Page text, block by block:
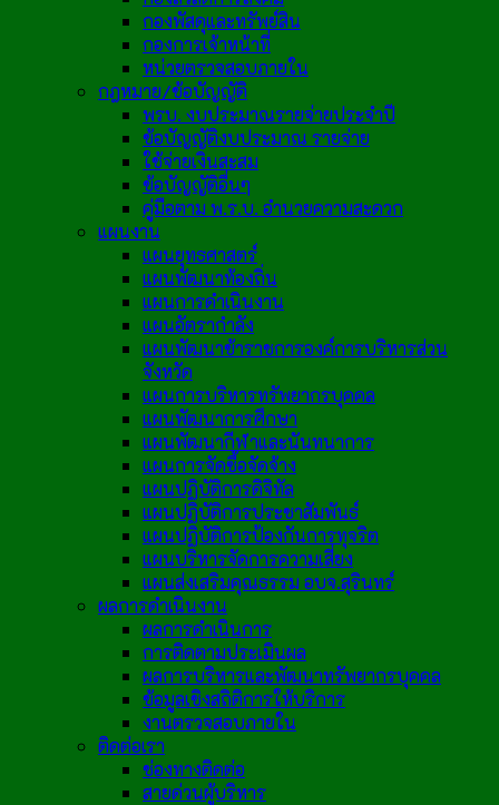
กองพัสดุและทรัพย์สิน
กองการเจ้าหน้าที่
หน่วยตรวจสอบภายใน
กฎหมาย/ข้อบัญญัติ
พรบ. งบประมาณรายจ่ายประจำปี
ข้อบัญญัติงบประมาณ รายจ่าย
ใช้จ่ายเงินสะสม
ข้อบัญญัติอื่นๆ
คู่มือตาม พ.ร.บ. อำนวยความสะดวก
แผนงาน
แผนยุทธศาสตร์
แผนพัฒนาท้องถิ่น
แผนการดำเนินงาน
แผนอัตรากำลัง
แผนพัฒนาข้าราชการองค์การบริหารส่วน
จังหวัด
แผนการบริหารทรัพยากรบุคคล
แผนพัฒนาการศึกษา
แผนพัฒนากีฬาและนันทนาการ
แผนการจัดซื้อจัดจ้าง
แผนปฏิบัติการดิจิทัล
แผนปฏิบัติการประชาสัมพันธ์
แผนปฏิบัติการป้องกันการทุจริต
แผนบริหารจัดการความเสี่ยง
แผนส่งเสริมคุณธรรม อบจ.สุรินทร์
ผลการดำเนินงาน
ผลการดำเนินการ
การติดตามประเมินผล
ผลการบริหารและพัฒนาทรัพยากรบุคคล
ข้อมูลเชิงสถิติการให้บริการ
งานตรวจสอบภายใน
ติดต่อเรา
ช่องทางติดต่อ
สายด่วนผู้บริหาร